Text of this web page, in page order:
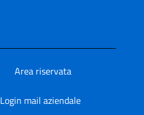
Area riservata
Login mail aziendale